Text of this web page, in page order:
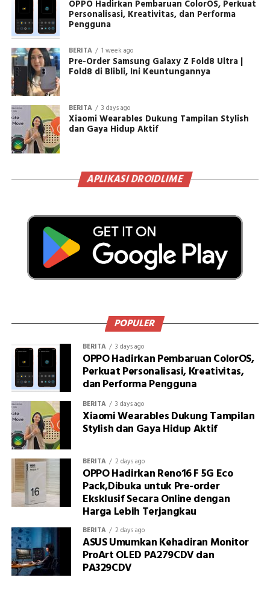
OPPO Hadirkan Pembaruan ColorOS, Perkuat
Personalisasi, Kreativitas, dan Performa
Pengguna
BERITA 1 week ago
Pre-Order Samsung Galaxy Z Fold8 Ultra |
Fold8 di Blibli, Ini Keuntungannya
BERITA 3 days ago
Xiaomi Wearables Dukung Tampilan Stylish
dan Gaya Hidup Aktif
APLIKASI DROIDLIME
POPULER
BERITA 3 days ago
OPPO Hadirkan Pembaruan ColorOS,
Perkuat Personalisasi, Kreativitas,
dan Performa Pengguna
BERITA 3 days ago
Xiaomi Wearables Dukung Tampilan
Stylish dan Gaya Hidup Aktif
BERITA 2 days ago
OPPO Hadirkan Reno16 F 5G Eco
Pack,Dibuka untuk Pre-order
Eksklusif Secara Online dengan
Harga Lebih Terjangkau
BERITA 2 days ago
ASUS Umumkan Kehadiran Monitor
ProArt OLED PA279CDV dan
PA329CDV